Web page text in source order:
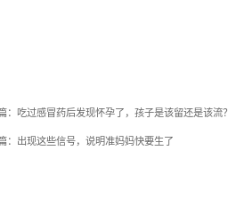
：吃过感冒药后发现怀孕了，孩子是该留还是该流？
：出现这些信号，说明准妈妈快要生了